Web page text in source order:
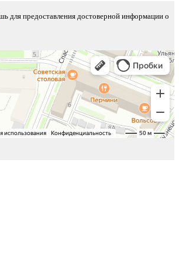
для предоставления достоверной информации о